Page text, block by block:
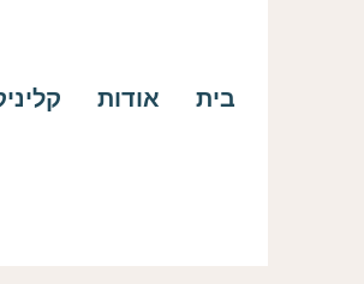
בית אודות